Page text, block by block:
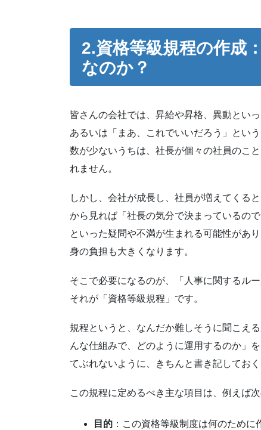
2.資格等級規程の作成
なのか？
皆さんの会社では、昇給や昇格、異動とい
あるいは「まあ、これでいいだろう」とい
数が少ないうちは、社長が個々の社員のこ
れません。
しかし、会社が成長し、社員が増えてくる
から見れば「社長の気分で決まっているの
といった疑問や不満が生まれる可能性があ
身の負担も大きくなります。
そこで必要になるのが、「人事に関するル
それが「資格等級規程」です。
規程というと、なんだか難しそうに聞こえ
んな仕組みで、どのように運用するのか」
てぶれないように、きちんと書き記しておく
この規程に定めるべき主な項目は、例えば次
目的 ：この資格等級制度は何のため